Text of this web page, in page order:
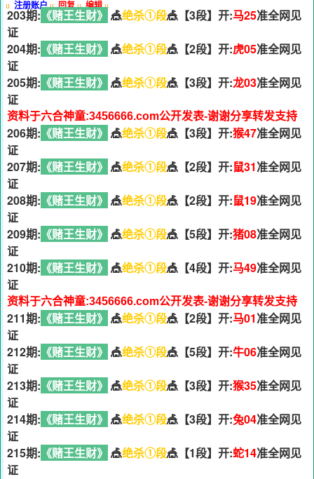
u 注册账户 u 回复 u 编辑 u
203期: 《赌王生财》 🎪绝杀①段🎪【3段】开:马25准全网见
证
204期: 《赌王生财》 🎪绝杀①段🎪【2段】开:虎05准全网见
证
205期: 《赌王生财》 🎪绝杀①段🎪【3段】开:龙03准全网见
证
资料于六合神童:3456666.com公开发表-谢谢分享转发支持
206期: 《赌王生财》 🎪绝杀①段🎪【3段】开:猴47准全网见
证
207期: 《赌王生财》 🎪绝杀①段🎪【2段】开:鼠31准全网见
证
208期: 《赌王生财》 🎪绝杀①段🎪【2段】开:鼠19准全网见
证
209期: 《赌王生财》 🎪绝杀①段🎪【5段】开:猪08准全网见
证
210期: 《赌王生财》 🎪绝杀①段🎪【4段】开:马49准全网见
证
资料于六合神童:3456666.com公开发表-谢谢分享转发支持
211期: 《赌王生财》 🎪绝杀①段🎪【2段】开:马01准全网见
证
212期: 《赌王生财》 🎪绝杀①段🎪【5段】开:牛06准全网见
证
213期: 《赌王生财》 🎪绝杀①段🎪【3段】开:猴35准全网见
证
214期: 《赌王生财》 🎪绝杀①段🎪【3段】开:兔04准全网见
证
215期: 《赌王生财》 🎪绝杀①段🎪【1段】开:蛇14准全网见
证